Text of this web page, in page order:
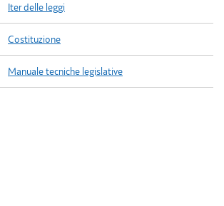
Iter delle leggi
Costituzione
Manuale tecniche legislative